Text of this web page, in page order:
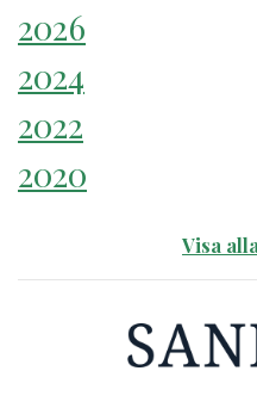
2026
2024
2022
2020
Visa